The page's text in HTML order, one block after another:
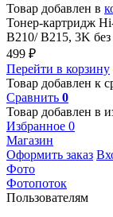
Товар добавлен в
Тонер-картридж
B210/ B215, 3K без
499 ₽
Перейти в корзину
Товар добавлен к
Сравнить 0
Товар добавлен в
Избранное 0
Магазин
Оформить заказ
Фото
Фотопоток
Пользователям